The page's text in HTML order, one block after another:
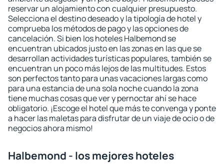
reservar un alojamiento con cualquier presupuesto.
Selecciona el destino deseado y la tipología de hotel y
comprueba los métodos de pago y las opciones de
cancelación. Si bien los hoteles Halbemond se
encuentran ubicados justo en las zonas en las que se
desarrollan actividades turísticas populares, también se
encuentran un poco más lejos de las multitudes. Estos
son perfectos tanto para unas vacaciones largas como
para una estancia de una sola noche cuando la zona
tiene muchas cosas que ver y pernoctar ahí se hace
obligatorio. ¡Escoge el hotel que más te convenga y ponte
a hacer las maletas para disfrutar de un viaje de ocio o de
negocios ahora mismo!
Halbemond - los mejores hoteles